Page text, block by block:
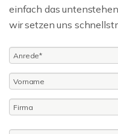
einfach das
wir setzen uns